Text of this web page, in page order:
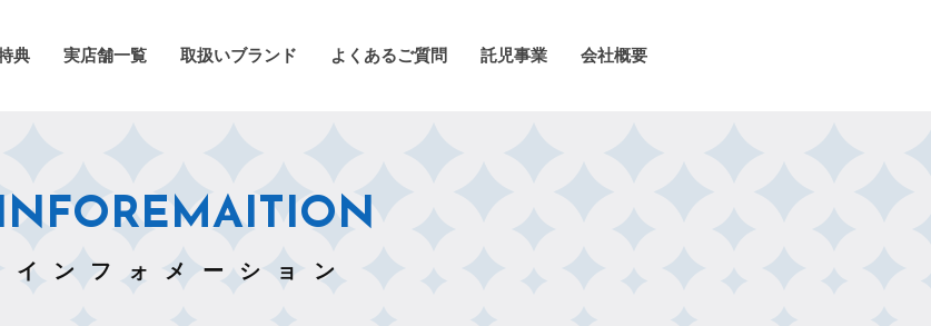
典 実店舗一覧 取扱いブランド よくあるご質問 託児事業 会社概要
インフォメーション